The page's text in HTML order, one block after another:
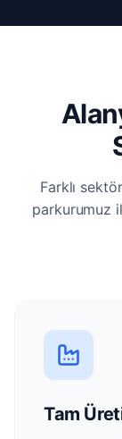
Farklı
parkurumuz
Tam